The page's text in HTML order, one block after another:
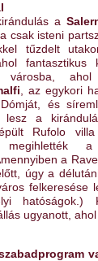
a
csak isteni
tűzdelt
városba, ahol
, az egykori
és
lesz a
Rufolo
a
úgy a
felkeresése
hatóságok.)
ugyanott, ahol